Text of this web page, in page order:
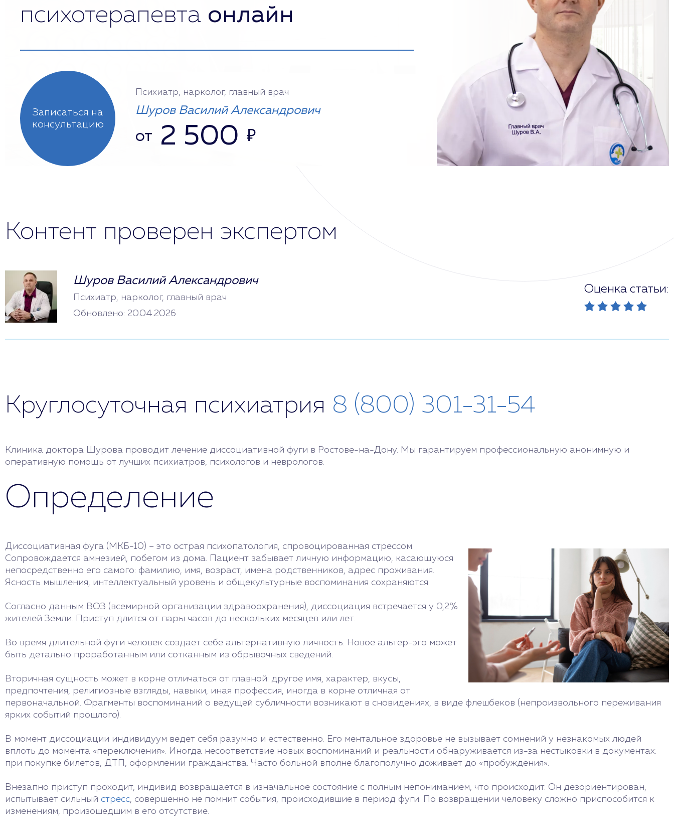
психотерапевта онлайн
Записаться на
консультацию
Психиатр, нарколог, главный врач
Шуров Василий Александрович
от 2 500 ₽
Контент проверен экспертом
Шуров Василий Александрович
Психиатр, нарколог, главный врач
Обновлено: 20.04.2026
Оценка статьи:
Круглосуточная психиатрия 8 (800) 301-31-54
Клиника доктора Шурова проводит лечение диссоциативной фуги в Ростове-на-Дону. Мы гарантируем профессиональную анонимную и
оперативную помощь от лучших психиатров, психологов и неврологов.
Определение
Диссоциативная фуга (МКБ-10) – это острая психопатология, спровоцированная стрессом.
Сопровождается амнезией, побегом из дома. Пациент забывает личную информацию, касающуюся
непосредственно его самого: фамилию, имя, возраст, имена родственников, адрес проживания.
Ясность мышления, интеллектуальный уровень и общекультурные воспоминания сохраняются.
Согласно данным ВОЗ (всемирной организации здравоохранения), диссоциация встречается у 0,2%
жителей Земли. Приступ длится от пары часов до нескольких месяцев или лет.
Во время длительной фуги человек создает себе альтернативную личность. Новое альтер-эго может
быть детально проработанным или сотканным из обрывочных сведений.
Вторичная сущность может в корне отличаться от главной: другое имя, характер, вкусы,
предпочтения, религиозные взгляды, навыки, иная профессия, иногда в корне отличная от
первоначальной. Фрагменты воспоминаний о ведущей субличности возникают в сновидениях, в виде флешбеков (непроизвольного переживания
ярких событий прошлого).
В момент диссоциации индивидуум ведет себя разумно и естественно. Его ментальное здоровье не вызывает сомнений у незнакомых людей
вплоть до момента «переключения». Иногда несоответствие новых воспоминаний и реальности обнаруживается из-за нестыковки в документах:
при покупке билетов, ДТП, оформлении гражданства. Часто больной вполне благополучно доживает до «пробуждения».
Внезапно приступ проходит, индивид возвращается в изначальное состояние с полным непониманием, что происходит. Он дезориентирован,
испытывает сильный стресс, совершенно не помнит события, происходившие в период фуги. По возвращении человеку сложно приспособится к
изменениям, произошедшим в его отсутствие.